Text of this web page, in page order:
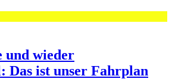
und wieder
Das ist unser Fahrplan